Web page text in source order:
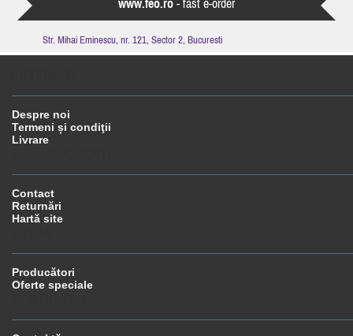
www.feo.ro - fast e-order
Str. Mihai Eminescu, nr. 121, Sector 2, Bucuresti
Despre noi
Termeni și condiţii
Livrare
Contact
Returnări
Hartă site
Producători
Oferte speciale